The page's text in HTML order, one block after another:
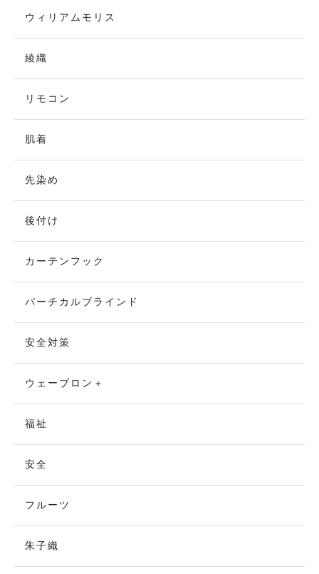
ウィリアムモリス
綾織
リモコン
肌着
先染め
後付け
カーテンフック
バーチカルブラインド
安全対策
ウェーブロン＋
福祉
安全
フルーツ
朱子織